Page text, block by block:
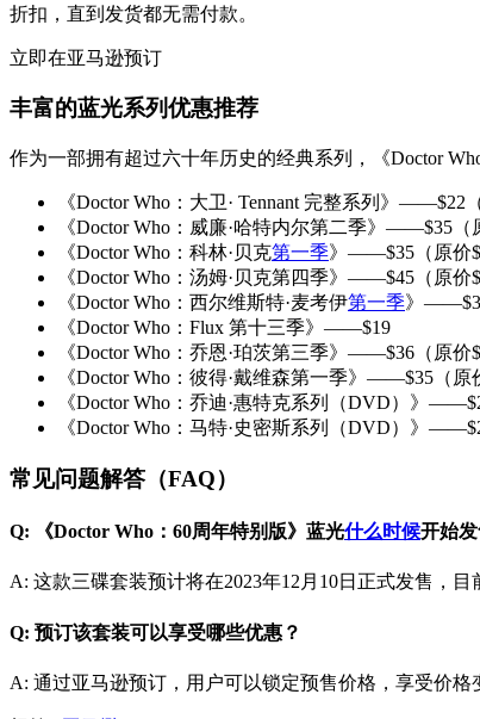
折扣，直到发货都无需付款。
立即在亚马逊预订
丰富的蓝光系列优惠推荐
作为一部拥有超过六十年历史的经典系列，《Doctor
《Doctor Who：大卫· Tennant 完整系列》——$22
《Doctor Who：威廉·哈特内尔第二季》——$35（
《Doctor Who：科林·贝克第一季》——$35（原价
《Doctor Who：汤姆·贝克第四季》——$45（原价
《Doctor Who：西尔维斯特·麦考伊第一季》
《Doctor Who：Flux 第十三季》——$19
《Doctor Who：乔恩·珀茨第三季》——$36（原价
《Doctor Who：彼得·戴维森第一季》——$35（原
《Doctor Who：乔迪·惠特克系列（DVD）》
《Doctor Who：马特·史密斯系列（DVD）》
常见问题解答（FAQ）
Q: 《Doctor Who：60周年特别版》蓝光什么时候开始发
A: 这款三碟套装预计将在2023年12月10日正式发售，目
Q: 预订该套装可以享受哪些优惠？
A: 通过亚马逊预订，用户可以锁定预售价格，享受价